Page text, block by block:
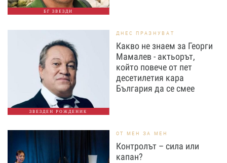
БГ ЗВЕЗДИ
ЗВЕЗДЕН РОЖДЕНИК
ДНЕС ПРАЗНУВАТ
Какво не знаем за Георги
Мамалев - актьорът,
който повече от пет
десетилетия кара
България да се смее
ОТ МЕН ЗА МЕН
Контролът – сила или
капан?